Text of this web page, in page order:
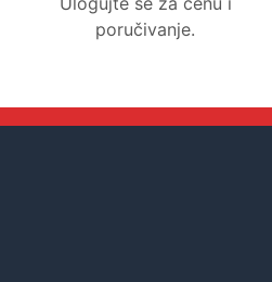
poručivanje.